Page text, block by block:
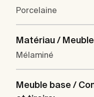
Porcelaine
Matériau /
Mélaminé
Meuble base /